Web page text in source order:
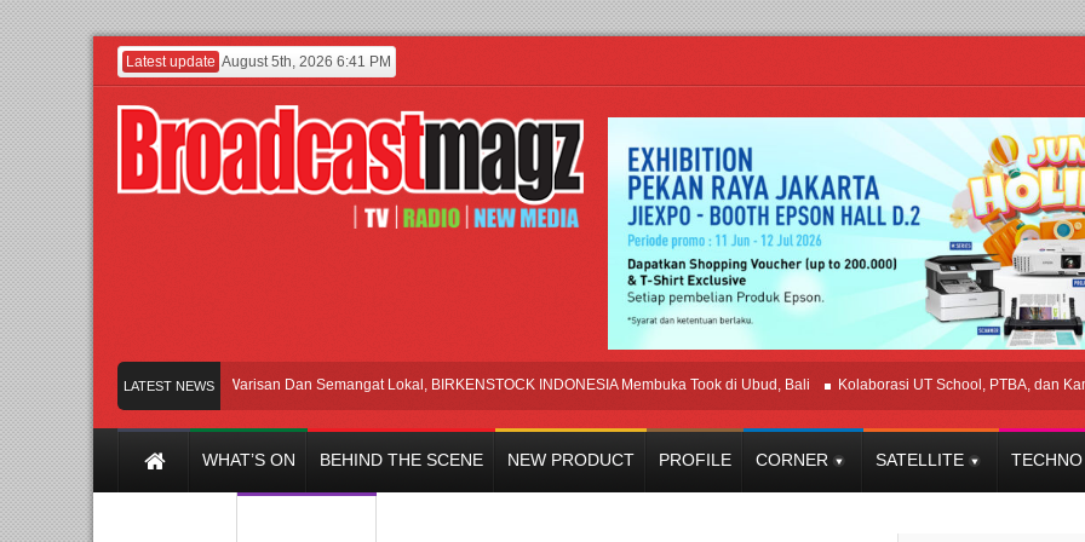
Latest update August 5th, 2026 6:41 PM
LATEST NEWS
Rayakan Perpaduan Warisan Dan Semangat Lokal, BIRKENSTOCK INDONESIA Membuka Took di Ubud, Bali Kolaborasi UT School, PTBA, dan Kamaju
WHAT’S ON BEHIND THE SCENE NEW PRODUCT PROFILE CORNER SATELLITE TECHNO